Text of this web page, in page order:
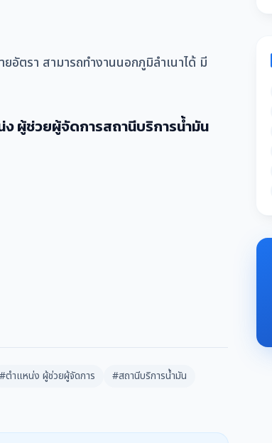
ตรา สามารถทำงานนอกภูมิลำเนาได้ มี
ผู้ช่วยผู้จัดการสถานีบริการน้ำมัน
#ตำแหน่ง ผู้ช่วยผู้จัดการ
#สถานีบริการน้ำมัน